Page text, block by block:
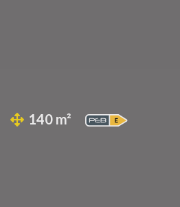
140 m²